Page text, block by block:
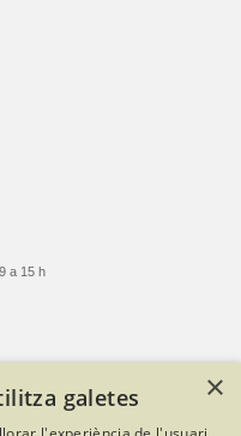
a 15 h
×
galetes